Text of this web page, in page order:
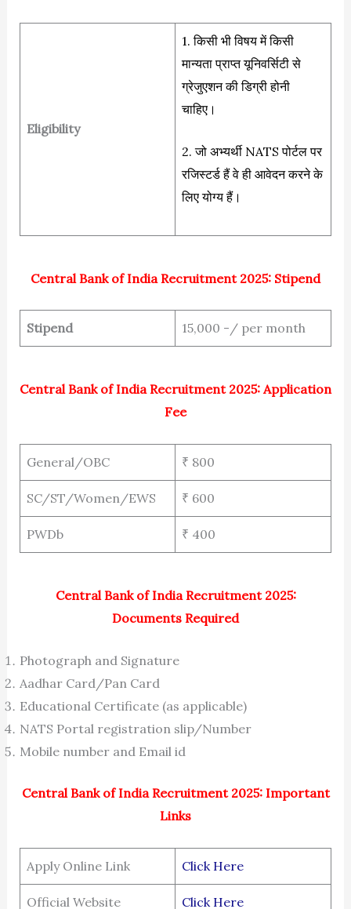
Eligibility
1. किसी भी विषय में किसी
मान्यता प्राप्त यूनिवर्सिटी से
ग्रेजुएशन की डिग्री होनी
चाहिए।
2. जो अभ्यर्थी NATS पोर्टल पर
रजिस्टर्ड हैं वे ही आवेदन करने के
लिए योग्य हैं।
Central Bank of India Recruitment 2025: Stipend
Stipend 15,000 -/ per month
Central Bank of India Recruitment 2025: Application
Fee
General/OBC ₹ 800
SC/ST/Women/EWS ₹ 600
PWDb ₹ 400
Central Bank of India Recruitment 2025:
Documents Required
Photograph and Signature
Aadhar Card/Pan Card
Educational Certificate (as applicable)
NATS Portal registration slip/Number
Mobile number and Email id
Central Bank of India Recruitment 2025: Important
Links
Apply Online Link Click Here
Official Website Click Here